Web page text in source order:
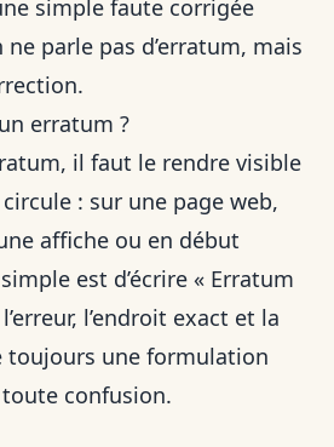
simple faute corrigée
parle pas d’erratum, mais
erratum ?
il faut le rendre visible
: sur une page web,
affiche ou en début
est d’écrire « Erratum
l’endroit exact et la
toujours une formulation
confusion.